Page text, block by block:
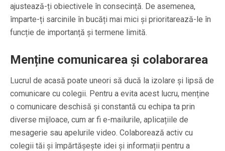
ajustează-ți obiectivele în consecință. De asemenea,
împarte-ți sarcinile în bucăți mai mici și prioritarează-le în
funcție de importanță și termene limită.
Menține comunicarea și colaborarea
Lucrul de acasă poate uneori să ducă la izolare și lipsă de
comunicare cu colegii. Pentru a evita acest lucru, menține
o comunicare deschisă și constantă cu echipa ta prin
diverse mijloace, cum ar fi e-mailurile, aplicațiile de
mesagerie sau apelurile video. Colaborează activ cu
colegii tăi și împărtășește idei și informații pentru a